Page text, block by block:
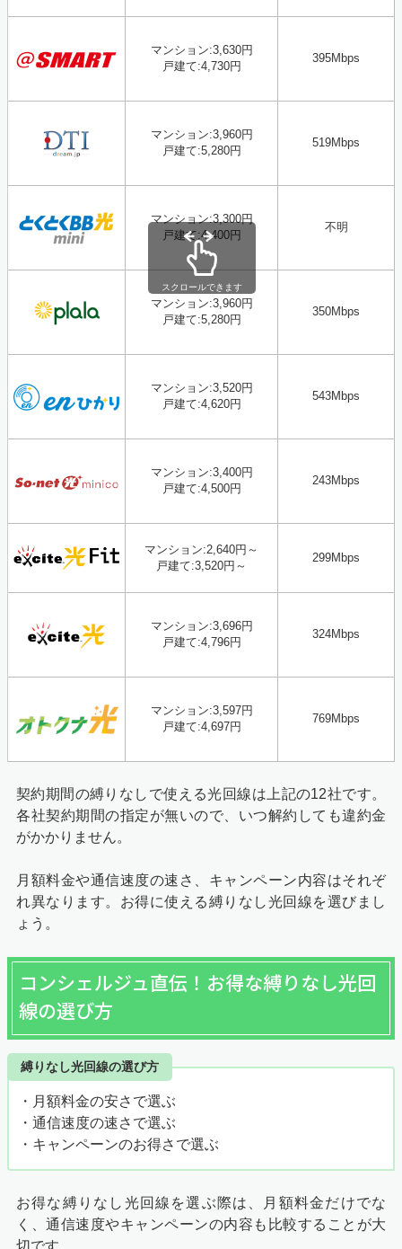
マンション:3,630円
戸建て:4,730円
395Mbps
マンション:3,960円
戸建て:5,280円
519Mbps
マンション:3,300円
戸建て:4,400円
不明
マンション:3,960円
戸建て:5,280円
350Mbps
マンション:3,520円
戸建て:4,620円
543Mbps
マンション:3,400円
戸建て:4,500円
243Mbps
マンション:2,640円～
戸建て:3,520円～
299Mbps
マンション:3,696円
戸建て:4,796円
324Mbps
マンション:3,597円
戸建て:4,697円
769Mbps
スクロールできます
契約期間の縛りなしで使える光回線は上記の12社です。
各社契約期間の指定が無いので、いつ解約しても違約金
がかかりません。
月額料金や通信速度の速さ、キャンペーン内容はそれぞ
れ異なります。お得に使える縛りなし光回線を選びまし
ょう。
コンシェルジュ直伝！お得な縛りなし光回
線の選び方
縛りなし光回線の選び方
・月額料金の安さで選ぶ
・通信速度の速さで選ぶ
・キャンペーンのお得さで選ぶ
お得な縛りなし光回線を選ぶ際は、月額料金だけでな
く、通信速度やキャンペーンの内容も比較することが大